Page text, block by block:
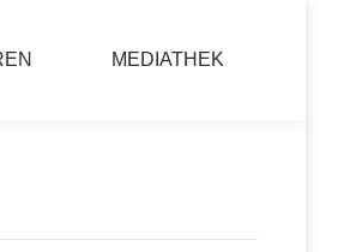
MEDIATHEK